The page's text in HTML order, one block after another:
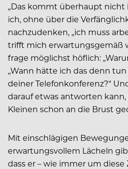
„Das kommt überhaupt nicht
ich, ohne über die
nachzudenken, „ich muss
trifft mich erwartungsgemäß
frage möglichst höflich:
„Wann hätte ich das denn
deiner Telefonkonferenz?“
darauf etwas antworten
Kleinen schon an die Brust
Mit einschlägigen
erwartungsvollem Lächeln
dass er – wie immer um diese